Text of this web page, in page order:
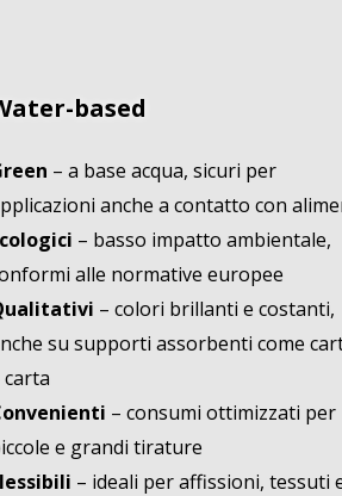
based
– a base acqua, sicuri per
anche a contatto con
– basso impatto ambientale,
alle normative europee
– colori brillanti e costanti,
su supporti assorbenti come
carta
– consumi ottimizzati per
e grandi tirature
– ideali per affissioni, tessuti